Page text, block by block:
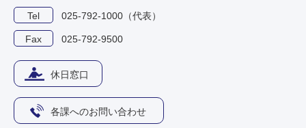
Tel 025-792-1000（代表）
Fax 025-792-9500
休日窓口
各課へのお問い合わせ